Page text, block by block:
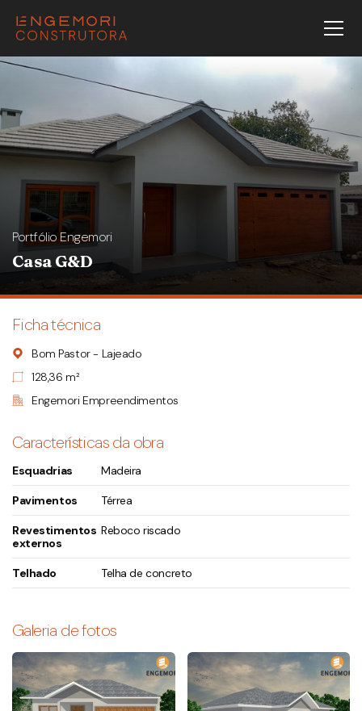
Portfólio Engemori
Casa G&D
Ficha técnica
Bom Pastor - Lajeado
128,36 m²
Engemori Empreendimentos
Características da obra
Esquadrias Madeira
Pavimentos Térrea
Revestimentos
externos
Reboco riscado
Telhado Telha de concreto
Galeria de fotos